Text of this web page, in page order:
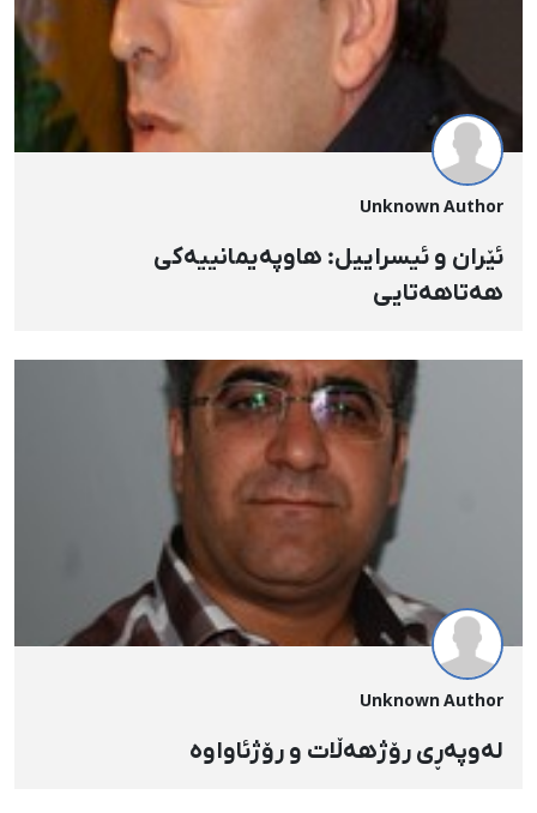
Unknown Author
ئێران و ئیسراییل: هاوپەیمانییەكی
هەتاهەتایی
Unknown Author
لەوپەڕی رۆژهەڵات و رۆژئاواوە